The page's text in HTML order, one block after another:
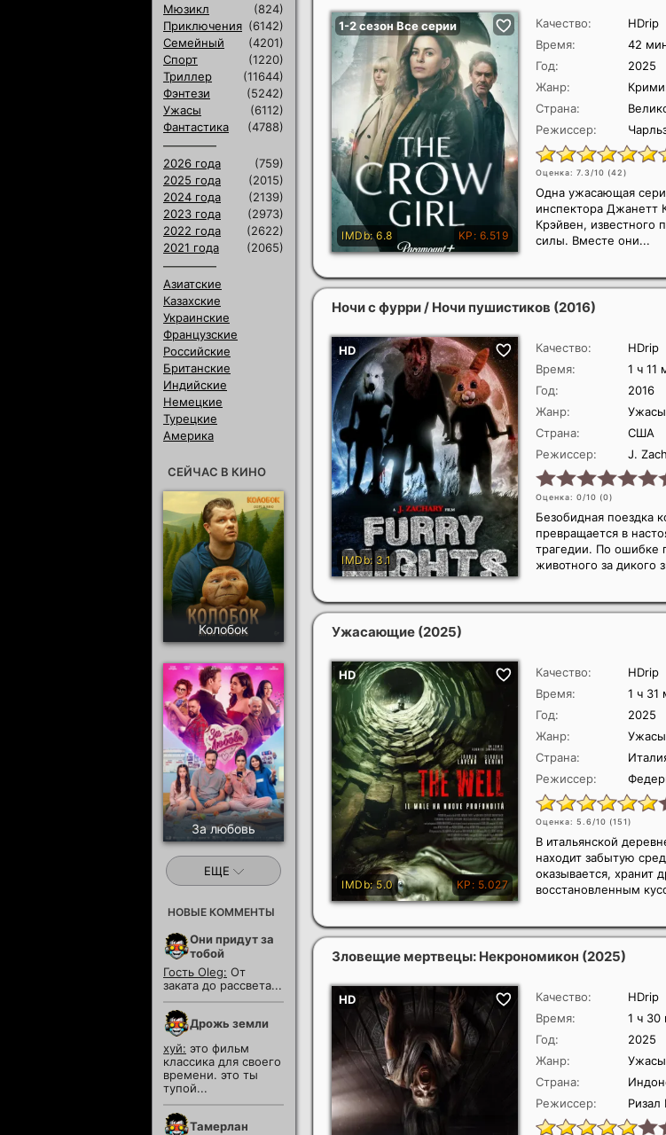
Качество:
HDrip
Время:
42
Год:
2025
Жанр:
Страна:
Режиссер:
Оценка: 7.3/10 (42)
Одна ужасающая
инспектора Джанетт
Крэйвен, известного
силы. Вместе они...
Ночи с фурри / Ночи пушистиков (2016)
Качество:
HDrip
Время:
1 ч 11
Год:
2016
Жанр:
Ужасы
Страна:
США
Режиссер:
J.
Оценка: 0/10 (0)
Безобидная поездка
превращается в
трагедии. По ошибке
животного за дикого
Ужасающие (2025)
Качество:
HDrip
Время:
1 ч 31
Год:
2025
Жанр:
Страна:
Режиссер:
Оценка: 5.6/10 (151)
В итальянской
находит забытую
оказывается, хранит
восстановленным
Зловещие мертвецы: Некрономикон (2025)
Качество:
HDrip
Время:
1 ч 30
Год:
2025
Жанр:
Страна:
Режиссер:
Ризал
Мюзикл
(824)
Приключения (6142)
Семейный
(4201)
Спорт
(1220)
Триллер
(11644)
Фэнтези
(5242)
Ужасы
(6112)
Фантастика
(4788)
2026 года
(759)
2025 года
(2015)
2024 года
(2139)
2023 года
(2973)
2022 года
(2622)
2021 года
(2065)
Азиатские
Казахские
Украинские
Французские
Российские
Британские
Индийские
Немецкие
Турецкие
Америка
СЕЙЧАС В КИНО
Колобок
За любовь
ЕЩЕ
НОВЫЕ КОММЕНТЫ
Они придут за
тобой
Гость Oleg: От
заката до рассвета...
Дрожь земли
хуй: это фильм
классика для своего
времени. это ты
тупой...
Тамерлан